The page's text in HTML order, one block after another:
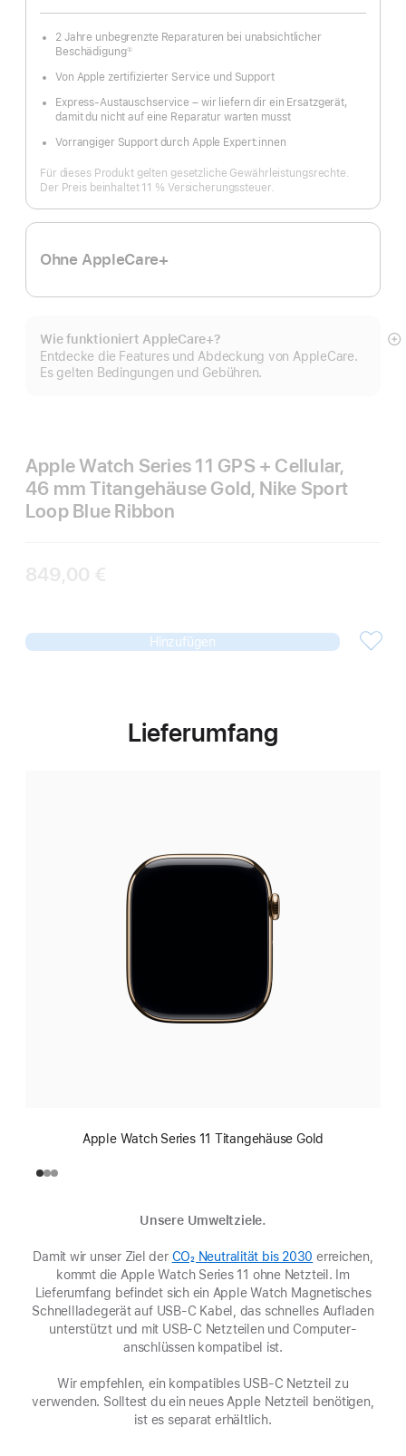
2 Jahre unbegrenzte Reparaturen bei unabsichtlicher
Beschädigung①
Von Apple zertifizierter Service und Support
Express-Austauschservice – wir liefern dir ein Ersatzgerät,
damit du nicht auf eine Reparatur warten musst
Vorrangiger Support durch Apple Expert:innen
Für dieses Produkt gelten gesetzliche Gewährleistungs­rechte.
Der Preis beinhaltet 11 % Versicherungs­steuer.
Ohne AppleCare+
Wie funktioniert AppleCare+?
Entdecke die Features und Abdeckung von AppleCare.
Es gelten Bedingungen und Gebühren.
Apple Watch Series 11 GPS + Cellular,
46 mm Titangehäuse Gold, Nike Sport
Loop Blue Ribbon
849,00 €
Hinzufügen
Lieferumfang
Apple Watch Series 11 Titangehäuse Gold
Unsere Umweltziele.
Damit wir unser Ziel der CO₂ Neutralität bis 2030 (Öffnet
ein
neues
Fenster)
erreichen,
kommt die Apple Watch Series 11 ohne Netzteil. Im
Lieferumfang befindet sich ein Apple Watch Magnetisches
Schnell­ladegerät auf USB-C Kabel, das schnelles Aufladen
unterstützt und mit USB-C Netzteilen und Computer­
anschlüssen kompatibel ist.
Wir empfehlen, ein kompatibles USB‑C Netzteil zu
verwenden. Solltest du ein neues Apple Netzteil benötigen,
ist es separat erhältlich.